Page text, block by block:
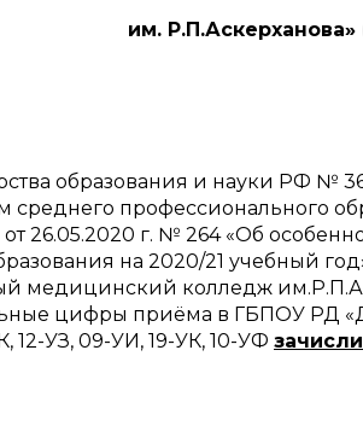
им.
образования и науки РФ №
среднего профессионального
26.05.2020 г. № 264 «Об
на 2020/21 учебный
медицинский колледж
цифры приёма в ГБПОУ РД
12-УЗ, 09-УИ, 19-УК, 10-УФ